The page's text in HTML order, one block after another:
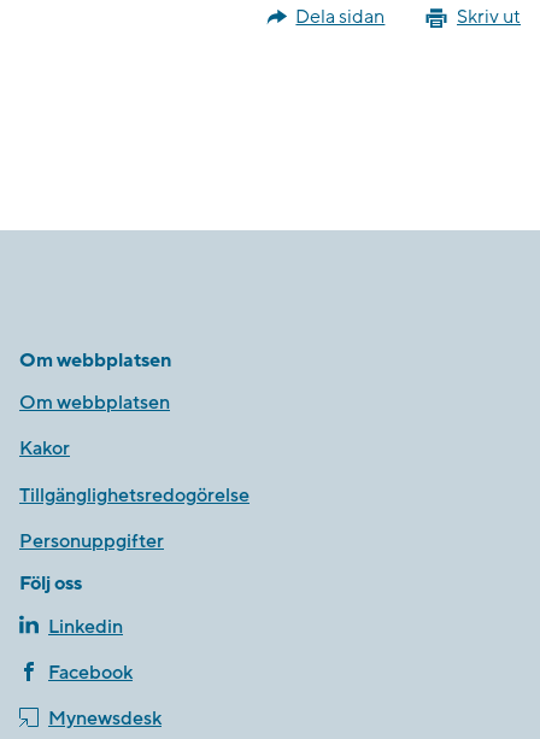
Skriv ut
Dela sidan
Om webbplatsen
Om webbplatsen
Kakor
Tillgänglighetsredogörelse
Personuppgifter
Följ oss
Linkedin
Facebook
Mynewsdesk